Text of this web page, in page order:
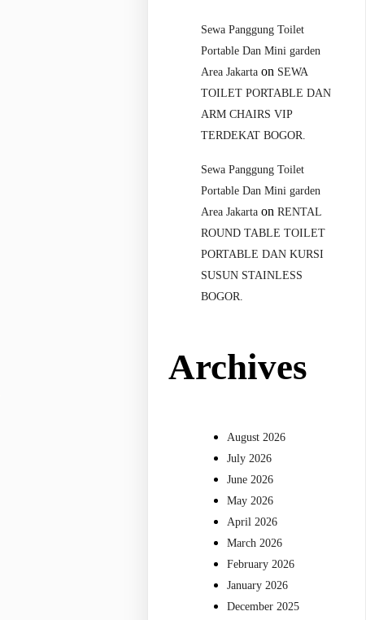
Sewa Panggung Toilet
Portable Dan Mini garden
Area Jakarta on SEWA
TOILET PORTABLE DAN
ARM CHAIRS VIP
TERDEKAT BOGOR.
Sewa Panggung Toilet
Portable Dan Mini garden
Area Jakarta onRENTAL
ROUND TABLE TOILET
PORTABLE DAN KURSI
SUSUN STAINLESS
BOGOR.
Archives
August 2026
July 2026
June 2026
May 2026
April 2026
March 2026
February 2026
January 2026
December 2025